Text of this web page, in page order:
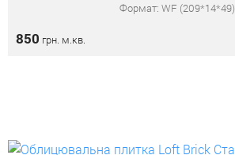
Формат: WF (209*14*49)
850 грн. м.кв.